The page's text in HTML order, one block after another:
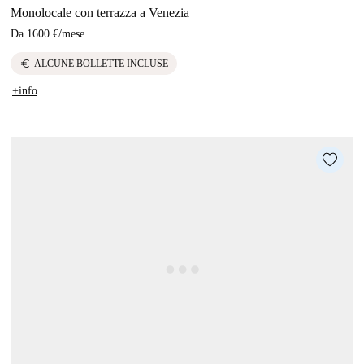
Monolocale con terrazza a Venezia
Da 1600 €/mese
euro ALCUNE BOLLETTE INCLUSE
+info